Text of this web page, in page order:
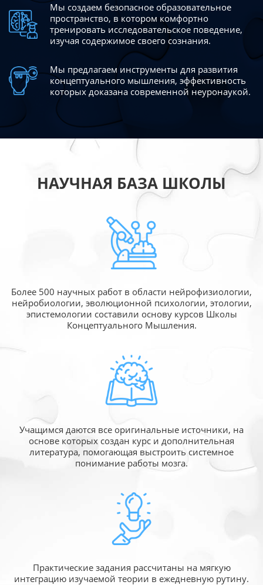
Мы создаем безопасное образовательное
пространство, в котором комфортно
тренировать исследовательское поведение,
изучая содержимое своего сознания.
Мы предлагаем инструменты для развития
концептуального мышления, эффективность
которых доказана современной неуронаукой.
НАУЧНАЯ БАЗА ШКОЛЫ
Более 500 научных работ в области нейрофизиологии,
нейробиологии, эволюционной психологии, этологии,
эпистемологии составили основу курсов Школы
Концептуального Мышления.
Учащимся даются все оригинальные источники, на
основе которых создан курс и дополнительная
литература, помогающая выстроить системное
понимание работы мозга.
Практические задания рассчитаны на мягкую
интеграцию изучаемой теории в ежедневную рутину.